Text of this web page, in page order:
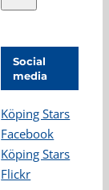
Social
media
Köping Stars
Facebook
Köping Stars
Flickr